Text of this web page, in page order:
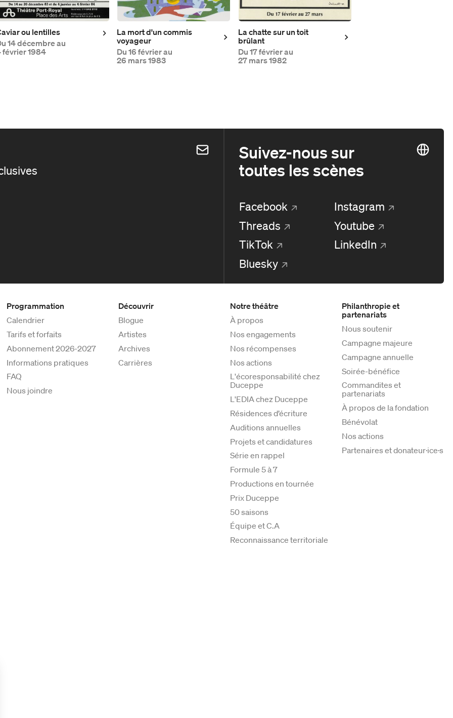
ou lentilles
14 décembre au
février 1984
La mort d'un commis
voyageur
Du16 février au
26 mars 1983
La chatte sur un toit
brûlant
Du 17 février au
27 mars 1982
Suivez-nous sur
toutes les scènes
Facebook
Instagram
Threads
Youtube
TikTok
LinkedIn
Bluesky
Programmation
Calendrier
Tarifs et forfaits
Abonnement 2026-2027
Informations pratiques
FAQ
Nous joindre
Découvrir
Blogue
Artistes
Archives
Carrières
Notre théâtre
À propos
Nos engagements
Nos récompenses
Nos actions
L'écoresponsabilité chez
Duceppe
L'EDIA chez Duceppe
Résidences d’écriture
Auditions annuelles
Projets et candidatures
Série en rappel
Formule 5 à 7
Productions en tournée
Prix Duceppe
50 saisons
Équipe et C.A
Reconnaissance territoriale
Philanthropie et
partenariats
Nous soutenir
Campagne majeure
Campagne annuelle
Soirée-bénéfice
Commandites et
partenariats
À propos de la fondation
Bénévolat
Nos actions
Partenaires et donateur·ice·s